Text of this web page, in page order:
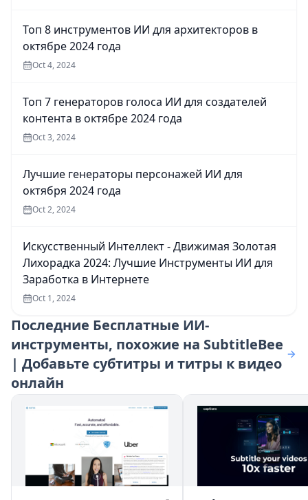
Топ 8 инструментов ИИ для архитекторов в
октябре 2024 года
Oct 4, 2024
Топ 7 генераторов голоса ИИ для создателей
контента в октябре 2024 года
Oct 3, 2024
Лучшие генераторы персонажей ИИ для
октября 2024 года
Oct 2, 2024
Искусственный Интеллект - Движимая Золотая
Лихорадка 2024: Лучшие Инструменты ИИ для
Заработка в Интернете
Oct 1, 2024
Последние Бесплатные ИИ-
инструменты, похожие на SubtitleBee
| Добавьте субтитры и титры к видео
онлайн